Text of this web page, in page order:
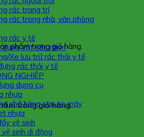
phẩm trong giỏ hàng.
trong giỏ hàng.
rác trang trí
rác trong nhà, văn phòng
rác y tế
đựng vật sắc nhọn
Xe lưu trữ rác thải y tế
rác thải y tế
NGHIỆP
dụng cụ
nhựa
chở hàng sau xe máy
nhựa
vệ sinh
vệ sinh di động